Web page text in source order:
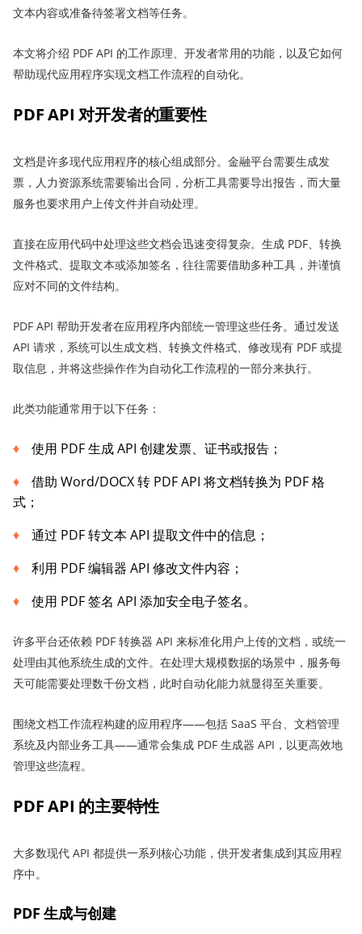
文本内容或准备待签署文档等任务。
本文将介绍 PDF API 的工作原理、开发者常用的功能，以及它如何
帮助现代应用程序实现文档工作流程的自动化。
PDF API 对开发者的重要性
文档是许多现代应用程序的核心组成部分。金融平台需要生成发
票，人力资源系统需要输出合同，分析工具需要导出报告，而大量
服务也要求用户上传文件并自动处理。
直接在应用代码中处理这些文档会迅速变得复杂。生成 PDF、转换
文件格式、提取文本或添加签名，往往需要借助多种工具，并谨慎
应对不同的文件结构。
PDF API 帮助开发者在应用程序内部统一管理这些任务。通过发送
API 请求，系统可以生成文档、转换文件格式、修改现有 PDF 或提
取信息，并将这些操作作为自动化工作流程的一部分来执行。
此类功能通常用于以下任务：
使用 PDF 生成 API 创建发票、证书或报告；
借助 Word/DOCX 转 PDF API 将文档转换为 PDF 格
式；
通过 PDF 转文本 API 提取文件中的信息；
利用 PDF 编辑器 API 修改文件内容；
使用 PDF 签名 API 添加安全电子签名。
许多平台还依赖 PDF 转换器 API 来标准化用户上传的文档，或统一
处理由其他系统生成的文件。在处理大规模数据的场景中，服务每
天可能需要处理数千份文档，此时自动化能力就显得至关重要。
围绕文档工作流程构建的应用程序——包括 SaaS 平台、文档管理
系统及内部业务工具——通常会集成 PDF 生成器 API，以更高效地
管理这些流程。
PDF API 的主要特性
大多数现代 API 都提供一系列核心功能，供开发者集成到其应用程
序中。
PDF 生成与创建